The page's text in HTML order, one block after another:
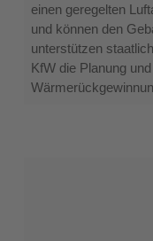
KfW:
Energetische
Sanierung
mit
Wohnraumlüftung
einen geregelten
und können den
unterstützen
KfW die Planung